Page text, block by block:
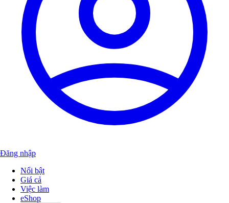
Đăng nhập
Nổi bật
Giá cả
Việc làm
eShop